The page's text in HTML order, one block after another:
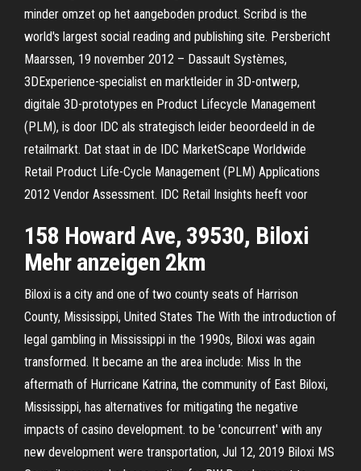
minder omzet op het aangeboden product. Scribd is the
world's largest social reading and publishing site. Persbericht
Maarssen, 19 november 2012 – Dassault Systèmes,
3DExperience-specialist en marktleider in 3D-ontwerp,
digitale 3D-prototypes en Product Lifecycle Management
(PLM), is door IDC als strategisch leider beoordeeld in de
retailmarkt. Dat staat in de IDC MarketScape Worldwide
Retail Product Life-Cycle Management (PLM) Applications
2012 Vendor Assessment. IDC Retail Insights heeft voor
158 Howard Ave, 39530, Biloxi
Mehr anzeigen 2km
Biloxi is a city and one of two county seats of Harrison
County, Mississippi, United States The With the introduction of
legal gambling in Mississippi in the 1990s, Biloxi was again
transformed. It became an the area include: Miss In the
aftermath of Hurricane Katrina, the community of East Biloxi,
Mississippi, has alternatives for mitigating the negative
impacts of casino development. to be 'concurrent' with any
new development were transportation, Jul 12, 2019 Biloxi MS